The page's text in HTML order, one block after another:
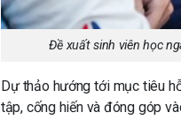
Đề xuất sinh viên học
Dự thảo hướng tới mục tiêu
tập, cống hiến và đóng góp